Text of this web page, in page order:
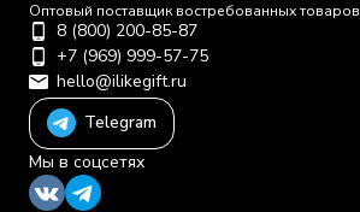
Оптовый поставщик востребованных товаров
8 (800) 200-85-87
+7 (969) 999-57-75
hello@ilikegift.ru
Telegram
Мы в соцсетях